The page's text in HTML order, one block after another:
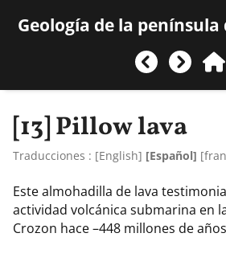
Geología de la península
[13]Pillow lava
Traducciones : [English] [Español] [
Este almohadilla de lava
actividad volcánica submarina en
Crozon hace –448 millones de